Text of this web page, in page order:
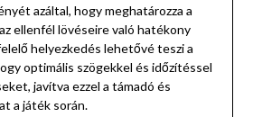
azáltal, hogy meghatározza a
ellenfél lövéseire való hatékony
helyezkedés lehetővé teszi a
optimális szögekkel és időzítéssel
javítva ezzel a támadó és
a játék során.